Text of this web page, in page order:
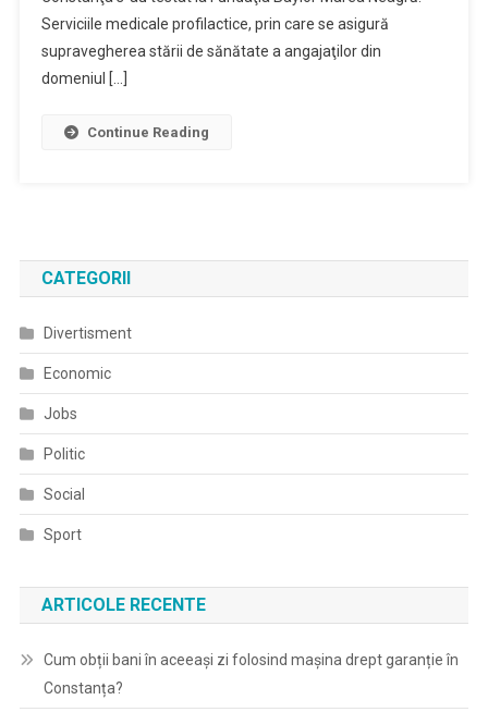
Serviciile medicale profilactice, prin care se asigură
supravegherea stării de sănătate a angajaţilor din
domeniul […]
Continue Reading
CATEGORII
Divertisment
Economic
Jobs
Politic
Social
Sport
ARTICOLE RECENTE
Cum obții bani în aceeași zi folosind mașina drept garanție în
Constanța?